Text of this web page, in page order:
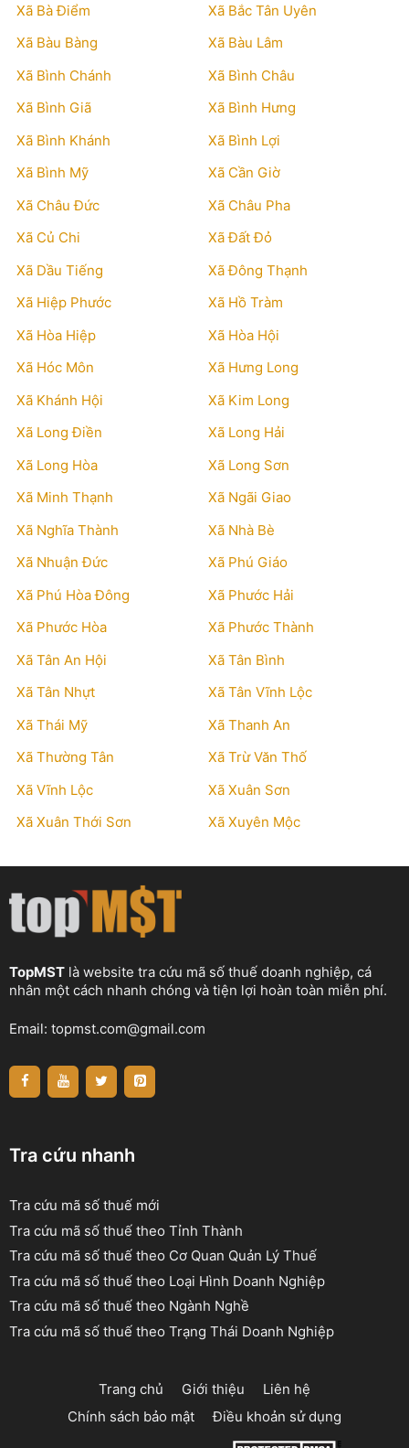
Xã Bà Điểm
Xã Bắc Tân Uyên
Xã Bàu Bàng
Xã Bàu Lâm
Xã Bình Chánh
Xã Bình Châu
Xã Bình Giã
Xã Bình Hưng
Xã Bình Khánh
Xã Bình Lợi
Xã Bình Mỹ
Xã Cần Giờ
Xã Châu Đức
Xã Châu Pha
Xã Củ Chi
Xã Đất Đỏ
Xã Dầu Tiếng
Xã Đông Thạnh
Xã Hiệp Phước
Xã Hồ Tràm
Xã Hòa Hiệp
Xã Hòa Hội
Xã Hóc Môn
Xã Hưng Long
Xã Khánh Hội
Xã Kim Long
Xã Long Điền
Xã Long Hải
Xã Long Hòa
Xã Long Sơn
Xã Minh Thạnh
Xã Ngãi Giao
Xã Nghĩa Thành
Xã Nhà Bè
Xã Nhuận Đức
Xã Phú Giáo
Xã Phú Hòa Đông
Xã Phước Hải
Xã Phước Hòa
Xã Phước Thành
Xã Tân An Hội
Xã Tân Bình
Xã Tân Nhựt
Xã Tân Vĩnh Lộc
Xã Thái Mỹ
Xã Thanh An
Xã Thường Tân
Xã Trừ Văn Thố
Xã Vĩnh Lộc
Xã Xuân Sơn
Xã Xuân Thới Sơn
Xã Xuyên Mộc
TopMST là website tra cứu mã số thuế doanh nghiệp, cá
nhân một cách nhanh chóng và tiện lợi hoàn toàn miễn phí.
Email: topmst.com@gmail.com
Tra cứu nhanh
Tra cứu mã số thuế mới
Tra cứu mã số thuế theo Tỉnh Thành
Tra cứu mã số thuế theo Cơ Quan Quản Lý Thuế
Tra cứu mã số thuế theo Loại Hình Doanh Nghiệp
Tra cứu mã số thuế theo Ngành Nghề
Tra cứu mã số thuế theo Trạng Thái Doanh Nghiệp
Trang chủ Giới thiệu
Liên hệ
Chính sách bảo mật
Điều khoản sử dụng